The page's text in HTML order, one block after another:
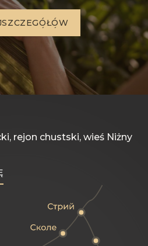
SZCZEGÓŁÓW
rejon chustski, wieś Niżny